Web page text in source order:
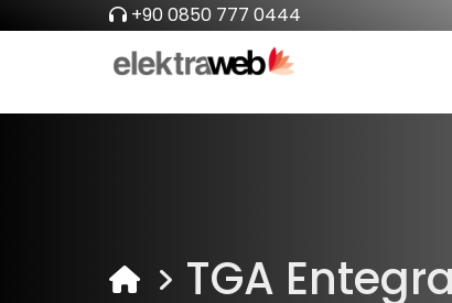
+90 0850 777 0444
TGA